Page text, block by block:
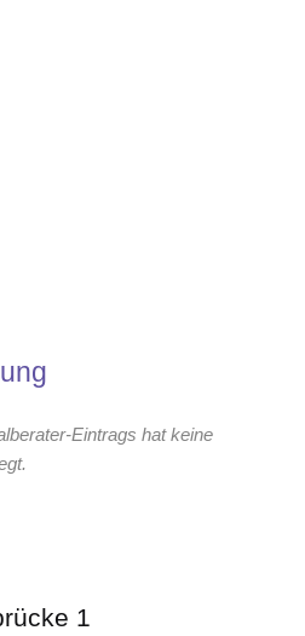
Eintrags hat keine
1